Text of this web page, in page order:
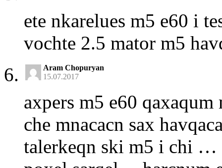
ete nkarelues m5 e60 i
vochte 2.5 mator m5
Aram Chopuryan
15.07.2017
axpers m5 e60
che mnacacn sax
talerkeqn ski m5 i chi …